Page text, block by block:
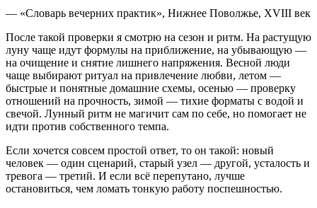
— «Словарь вечерних практик», Нижнее Поволжье, XVIII век
После такой проверки я смотрю на сезон и ритм. На растущую
луну чаще идут формулы на приближение, на убывающую —
на очищение и снятие лишнего напряжения. Весной люди
чаще выбирают ритуал на привлечение любви, летом —
быстрые и понятные домашние схемы, осенью — проверку
отношений на прочность, зимой — тихие форматы с водой и
свечой. Лунный ритм не магичит сам по себе, но помогает не
идти против собственного темпа.
Если хочется совсем простой ответ, то он такой: новый
человек — один сценарий, старый узел — другой, усталость и
тревога — третий. И если всё перепутано, лучше
остановиться, чем ломать тонкую работу поспешностью.